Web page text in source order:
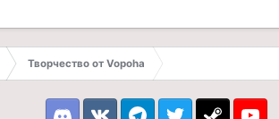
Творчество от Vopoha